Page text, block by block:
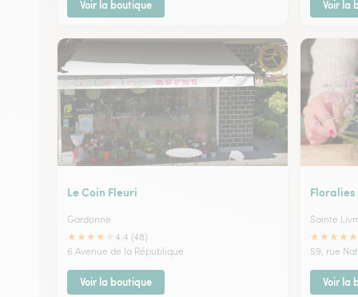
Voir la boutique Voir la
Le Coin Fleuri
Gardonne
★★★★
4.4 (48)
6 Avenue de la République
Voir la boutique
Floralies
Sainte
★★★★★
59, rue
Voir la